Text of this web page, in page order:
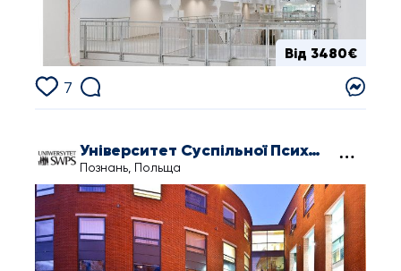
Від 3480€
7
Університет Суспільної Психології і Гуманітарних Наук у Познані
Познань, Польща